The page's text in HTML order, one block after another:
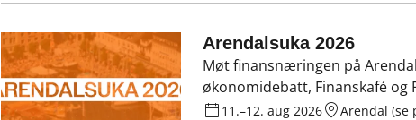
Arendalsuka 2026
Møt finansnæringen på
økonomidebatt, Finanskafé og
debatt med Reitan Kapital
11.–12. aug 2026